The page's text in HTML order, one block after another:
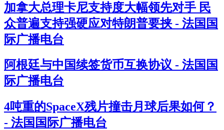
加拿大总理卡尼支持度大幅领先对手 民
众普遍支持强硬应对特朗普要挟 - 法国国
际广播电台
阿根廷与中国续签货币互换协议 - 法国国
际广播电台
4吨重的SpaceX残片撞击月球后果如何？
- 法国国际广播电台